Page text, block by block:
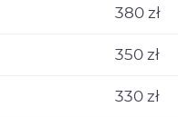
380 zł
350 zł
330 zł